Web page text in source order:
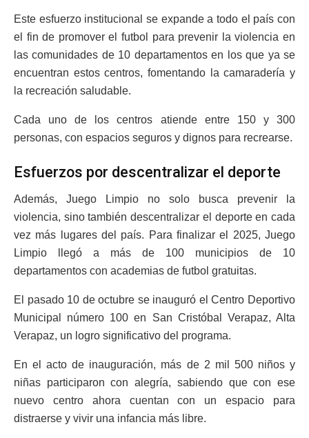
Este esfuerzo institucional se expande a todo el país con
el fin de promover el futbol para prevenir la violencia en
las comunidades de 10 departamentos en los que ya se
encuentran estos centros, fomentando la camaradería y
la recreación saludable.
Cada uno de los centros atiende entre 150 y 300
personas, con espacios seguros y dignos para recrearse.
Esfuerzos por descentralizar el deporte
Además, Juego Limpio no solo busca prevenir la
violencia, sino también descentralizar el deporte en cada
vez más lugares del país. Para finalizar el 2025, Juego
Limpio llegó a más de 100 municipios de 10
departamentos con academias de futbol gratuitas.
El pasado 10 de octubre se inauguró el Centro Deportivo
Municipal número 100 en San Cristóbal Verapaz, Alta
Verapaz, un logro significativo del programa.
En el acto de inauguración, más de 2 mil 500 niños y
niñas participaron con alegría, sabiendo que con ese
nuevo centro ahora cuentan con un espacio para
distraerse y vivir una infancia más libre.